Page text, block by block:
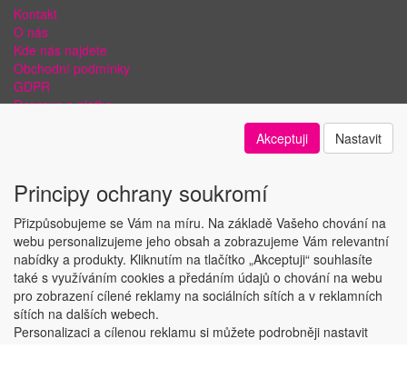
Kontakt
O nás
Kde nás najdete
Obchodní podmínky
GDPR
Doprava a platba
Copyright © ABRA Software a.s. 2018
Akceptuji Nastavit
Principy ochrany soukromí
Přizpůsobujeme se Vám na míru. Na základě Vašeho chování na
webu personalizujeme jeho obsah a zobrazujeme Vám relevantní
nabídky a produkty. Kliknutím na tlačítko „Akceptuji“ souhlasíte
také s využíváním cookies a předáním údajů o chování na webu
pro zobrazení cílené reklamy na sociálních sítích a v reklamních
sítích na dalších webech.
Personalizaci a cílenou reklamu si můžete podrobněji nastavit